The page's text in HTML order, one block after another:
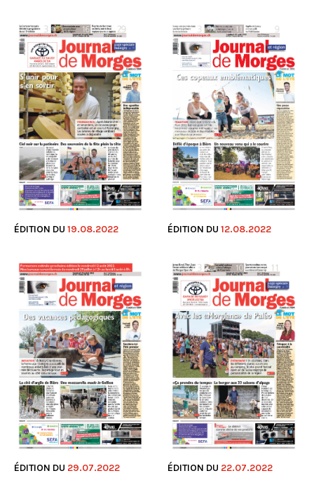
ÉDITION DU 19.08.2022 ÉDITION DU 12.08.2022
ÉDITION DU 29.07.2022 ÉDITION DU 22.07.2022